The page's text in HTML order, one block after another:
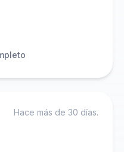
Hace más de 30 días.